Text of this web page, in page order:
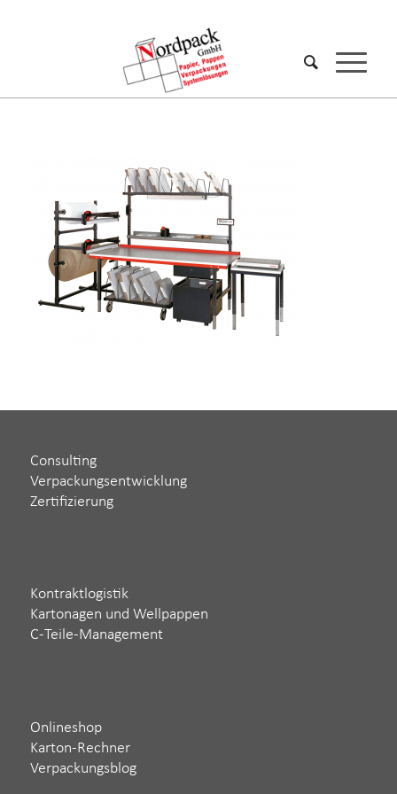
Consulting
Verpackungsentwicklung
Zertifizierung
Kontraktlogistik
Kartonagen und Wellpappen
C-Teile-Management
Onlineshop
Karton-Rechner
Verpackungsblog